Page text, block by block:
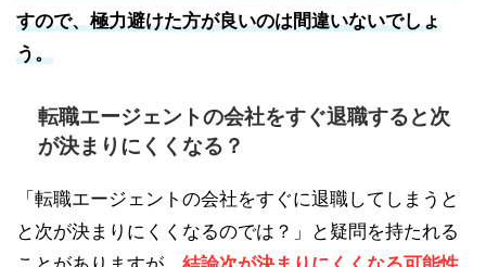
すので、極力避けた方が良いのは間違いないでしょ
う。
転職エージェントの会社をすぐ退職すると次
が決まりにくくなる？
「転職エージェントの会社をすぐに退職してしまうと
と次が決まりにくくなるのでは？」と疑問を持たれる